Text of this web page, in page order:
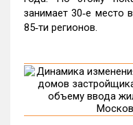
занимает 30‑е место
85‑ти регионов.